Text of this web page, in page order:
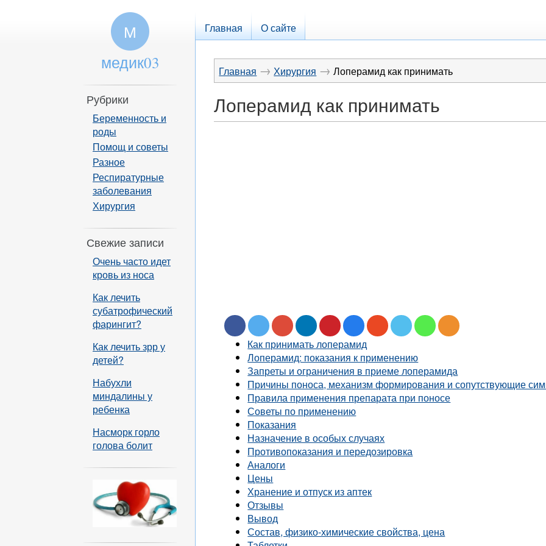
Главная О сайте
Главная → Хирургия → Лоперамид как принимать
Лоперамид как принимать
Как принимать лоперамид
Лоперамид: показания к применению
Запреты и ограничения в приеме лоперамида
Причины поноса, механизм формирования и сопутствующие
Правила применения препарата при поносе
Советы по применению
Показания
Назначение в особых случаях
Противопоказания и передозировка
Аналоги
Цены
Хранение и отпуск из аптек
Отзывы
Вывод
Состав, физико-химические свойства, цена
М
медик03
Рубрики
Беременность и
роды
Помощ и советы
Разное
Респиратурные
заболевания
Хирургия
Свежие записи
Очень часто идет
кровь из носа
Как лечить
субатрофический
фарингит?
Как лечить зрр у
детей?
Набухли
миндалины у
ребенка
Насморк горло
голова болит